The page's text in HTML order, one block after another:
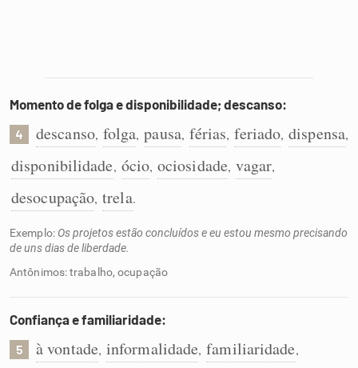
Momento de folga e disponibilidade; descanso:
4 descanso, folga, pausa, férias, feriado, dispensa,
disponibilidade, ócio, ociosidade, vagar,
desocupação, trela.
Exemplo: Os projetos estão concluídos e eu estou mesmo precisando
de uns dias de liberdade.
Antônimos: trabalho, ocupação
Confiança e familiaridade:
5 à vontade, informalidade, familiaridade,